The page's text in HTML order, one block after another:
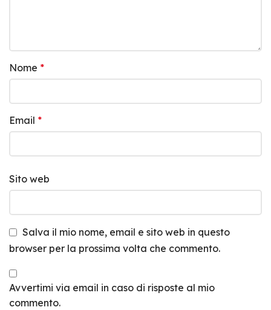
Nome *
Email *
Sito web
Salva il mio nome, email e sito web in questo
browser per la prossima volta che commento.
Avvertimi via email in caso di risposte al mio
commento.